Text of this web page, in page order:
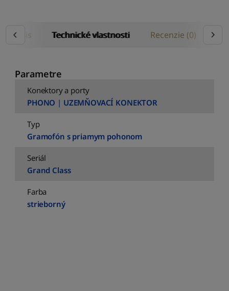
Popis Technické vlastnosti Recenzie (0)
Parametre
Konektory a porty
PHONO | UZEMŇOVACÍ KONEKTOR
Typ
Gramofón s priamym pohonom
Seriál
Grand Class
Farba
strieborný